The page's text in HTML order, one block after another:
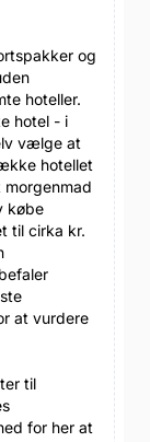
og
hoteller.
hotel - i
vælge at
hotellet
købe
til cirka kr.
at vurdere
til
for her at